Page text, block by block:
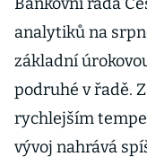
analytiků na
základní
podruhé v řadě.
rychlejším
vývoj nahrává